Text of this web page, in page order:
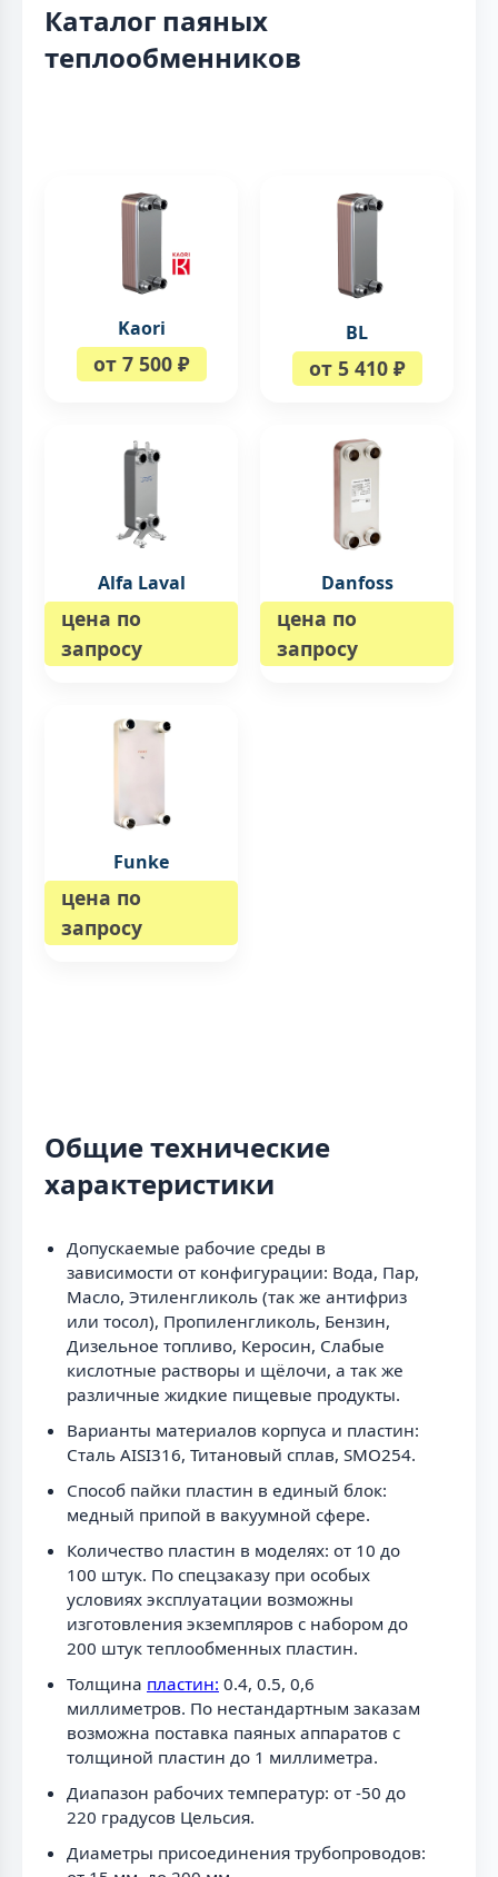
Каталог паяных
теплообменников
Kaori
от 7 500 ₽
BL
от 5 410 ₽
Alfa Laval
цена по
запросу
Danfoss
цена по
запросу
Funke
цена по
запросу
Общие технические
характеристики
Допускаемые рабочие среды в
зависимости от конфигурации: Вода, Пар,
Масло, Этиленгликоль (так же антифриз
или тосол), Пропиленгликоль, Бензин,
Дизельное топливо, Керосин, Слабые
кислотные растворы и щёлочи, а так же
различные жидкие пищевые продукты.
Варианты материалов корпуса и пластин:
Сталь AISI316, Титановый сплав, SMO254.
Способ пайки пластин в единый блок:
медный припой в вакуумной сфере.
Количество пластин в моделях: от 10 до
100 штук. По спецзаказу при особых
условиях эксплуатации возможны
изготовления экземпляров с набором до
200 штук теплообменных пластин.
Толщина пластин: 0.4, 0.5, 0,6
миллиметров. По нестандартным заказам
возможна поставка паяных аппаратов с
толщиной пластин до 1 миллиметра.
Диапазон рабочих температур: от -50 до
220 градусов Цельсия.
Диаметры присоединения трубопроводов: